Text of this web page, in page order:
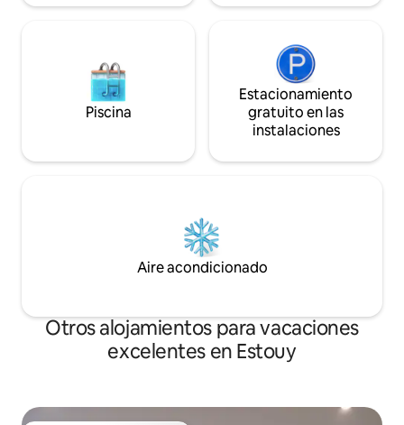
Piscina
Estacionamiento
gratuito en las
instalaciones
Aire acondicionado
Otros alojamientos para vacaciones
excelentes en Estouy